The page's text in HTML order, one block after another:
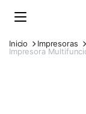
Inicio
Impresoras
Impresora